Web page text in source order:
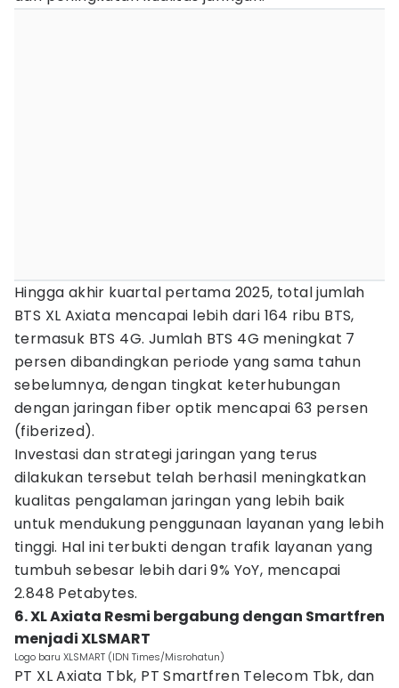
Hingga akhir kuartal pertama 2025, total jumlah
BTS XL Axiata mencapai lebih dari 164 ribu BTS,
termasuk BTS 4G. Jumlah BTS 4G meningkat 7
persen dibandingkan periode yang sama tahun
sebelumnya, dengan tingkat keterhubungan
dengan jaringan fiber optik mencapai 63 persen
(fiberized).
Investasi dan strategi jaringan yang terus
dilakukan tersebut telah berhasil meningkatkan
kualitas pengalaman jaringan yang lebih baik
untuk mendukung penggunaan layanan yang lebih
tinggi. Hal ini terbukti dengan trafik layanan yang
tumbuh sebesar lebih dari 9% YoY, mencapai
2.848 Petabytes.
6. XL Axiata Resmi bergabung dengan Smartfren
menjadi XLSMART
Logo baru XLSMART (IDN Times/Misrohatun)
PT XL Axiata Tbk, PT Smartfren Telecom Tbk, dan